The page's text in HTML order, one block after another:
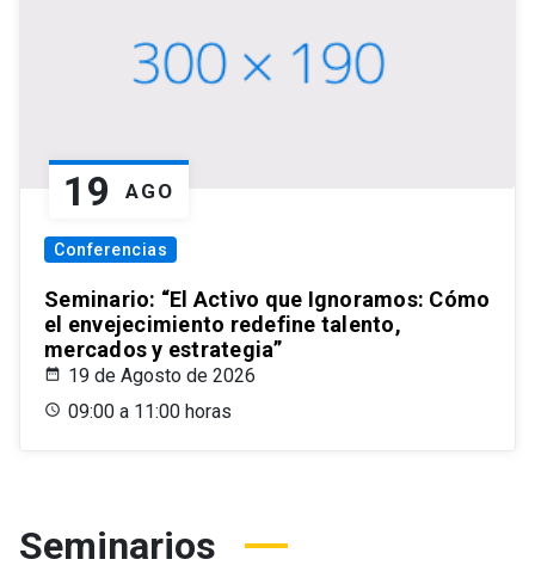
19 AGO
Conferencias
Seminario: “El Activo que Ignoramos: Cómo
el envejecimiento redefine talento,
mercados y estrategia”
19 de Agosto de 2026
09:00 a 11:00 horas
Seminarios